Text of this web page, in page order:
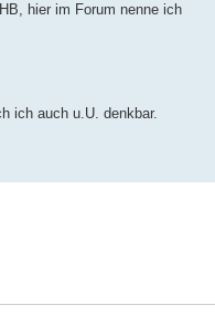
hier im Forum nenne ich
ich auch u.U. denkbar.